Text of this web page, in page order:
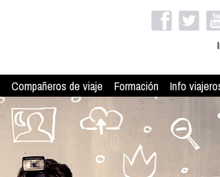
Compañeros de viaje Formación Info